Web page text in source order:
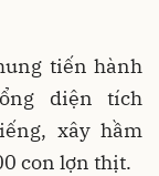
tiến hành
diện tích
xây hầm
con lợn thịt.